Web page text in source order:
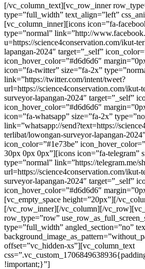
[/vc_column_text][vc_row_inner
type=”full_width” text_align=”left”
[vc_column_inner][icons icon=”fa-
type=”normal” link=”http://
u=https://science4conservation.com/ikut-
lapangan-2024″ target=”_self”
icon_hover_color=”#d6d6d6″
icon=”fa-twitter” size=”fa-2x”
link=”https://twitter.com/intent/tweet?
url=https://science4conservation.com/ikut-
surveyor-lapangan-2024″ target=”_self”
icon_hover_color=”#d6d6d6″
icon=”fa-whatsapp” size=”fa-2x”
link=”whatsapp://send?text=https://
terlibat/lowongan-surveyor-lapangan-
icon_color=”#1e73be”
30px 0px 0px”][icons icon=”fa-telegram”
type=”normal” link=”https://telegram.me/
url=https://science4conservation.com/ikut-
surveyor-lapangan-2024″ target=”_self”
icon_hover_color=”#d6d6d6″
[vc_empty_space height=”20px”][/
[/vc_row_inner][/vc_column][/
row_type=”row”
type=”full_width” angled_section=”no”
offset=”vc_hidden-xs”][vc_column_text
!important;}”]